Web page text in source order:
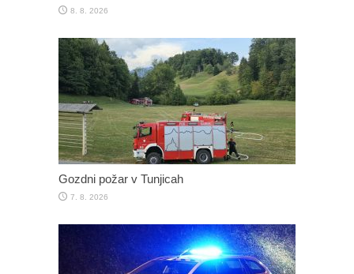
8. 8. 2026
Gozdni požar v Tunjicah
7. 8. 2026